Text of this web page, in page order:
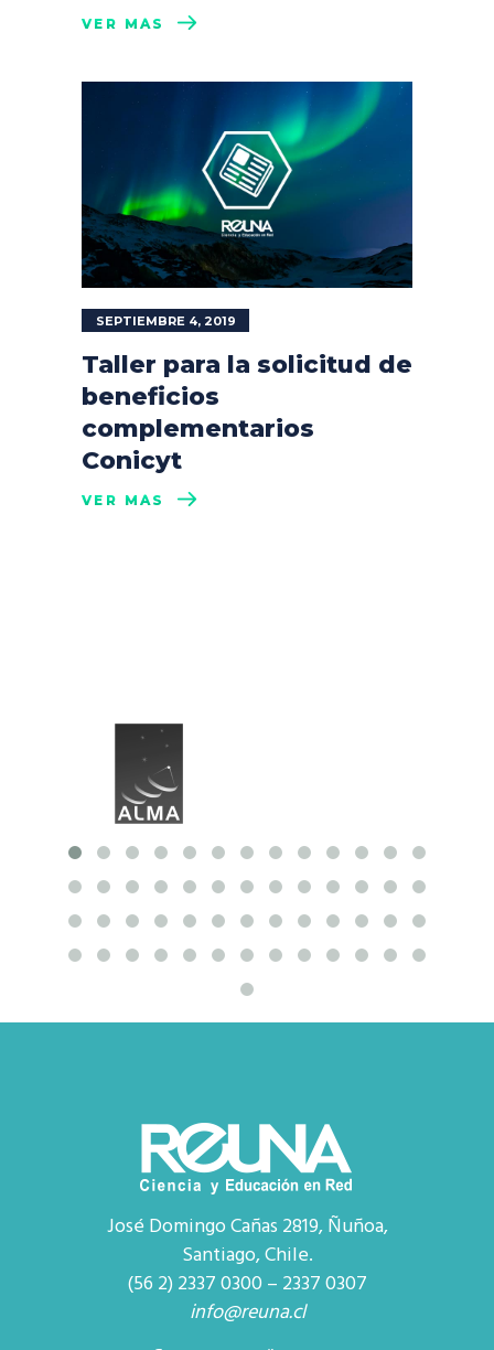
VER MÁS
SEPTIEMBRE 4, 2019
Taller para la solicitud de
beneficios
complementarios
Conicyt
VER MÁS
José Domingo Cañas 2819, Ñuñoa,
Santiago, Chile.
(56 2) 2337 0300 – 2337 0307
info@reuna.cl